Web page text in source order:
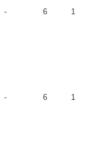
- 6 1
- 6 1